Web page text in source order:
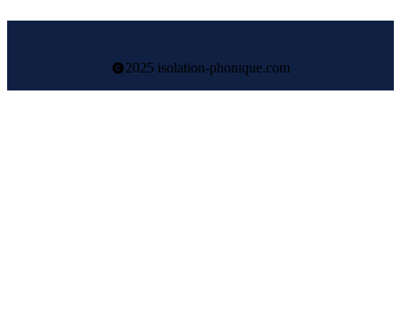
2025 isolation-phonique.com